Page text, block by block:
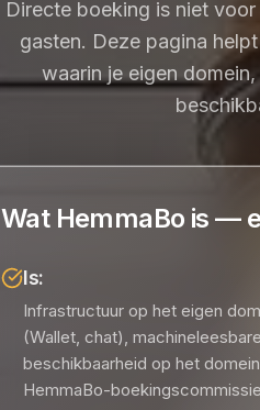
Directe boeking is niet
gasten. Deze pagina
waarin je eigen
Wat HemmaBo is —
Is:
Infrastructuur op het eigen
(Wallet, chat),
beschikbaarheid op het
HemmaBo-